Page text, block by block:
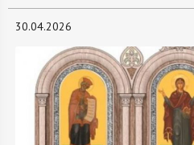
30.04.2026